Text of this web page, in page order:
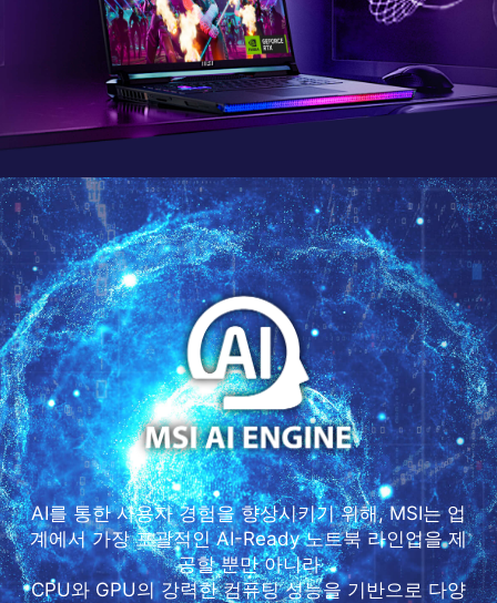
AI를 통한 사용자 경험을 향상시키기 위해, MSI는 업
계에서 가장 포괄적인 AI-Ready 노트북 라인업을 제
공할 뿐만 아니라
CPU와 GPU의 강력한 컴퓨팅 성능을 기반으로 다양